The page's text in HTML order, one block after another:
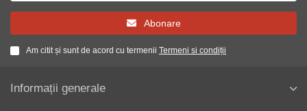
Abonare
Am citit și sunt de acord cu termenii Termeni si condiții
Informații generale